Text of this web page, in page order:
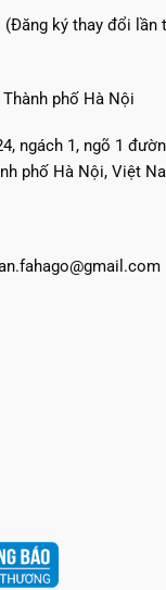
(Đăng ký thay đổi lần
phố Hà Nội
ngách 1, ngõ 1
phố Hà Nội, Việt